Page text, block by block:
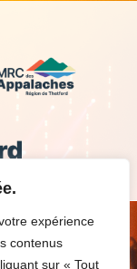
expérience
contenus
sur « Tout